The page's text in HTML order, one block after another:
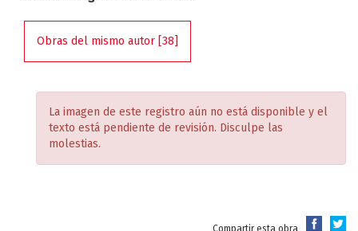
Obras del mismo autor [38]
La imagen de este registro aún no está disponible y el
texto está pendiente de revisión. Disculpe las
molestias.
Compartir esta obra